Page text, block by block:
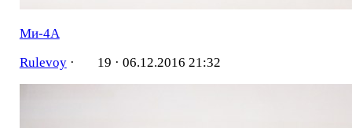
Ми-4А
Rulevoy· 19 · 06.12.2016 21:32